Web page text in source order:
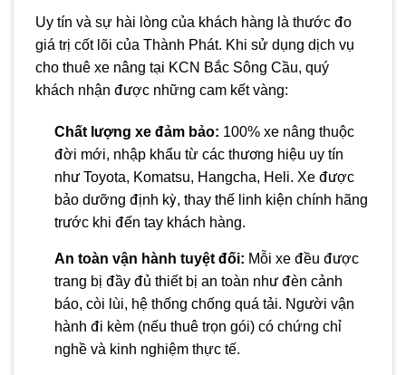
Uy tín và sự hài lòng của khách hàng là thước đo
giá trị cốt lõi của Thành Phát. Khi sử dụng dịch vụ
cho thuê xe nâng tại KCN Bắc Sông Cầu, quý
khách nhận được những cam kết vàng:
Chất lượng xe đảm bảo: 100% xe nâng thuộc
đời mới, nhập khẩu từ các thương hiệu uy tín
như Toyota, Komatsu, Hangcha, Heli. Xe được
bảo dưỡng định kỳ, thay thế linh kiện chính hãng
trước khi đến tay khách hàng.
An toàn vận hành tuyệt đối: Mỗi xe đều được
trang bị đầy đủ thiết bị an toàn như đèn cảnh
báo, còi lùi, hệ thống chống quá tải. Người vận
hành đi kèm (nếu thuê trọn gói) có chứng chỉ
nghề và kinh nghiệm thực tế.